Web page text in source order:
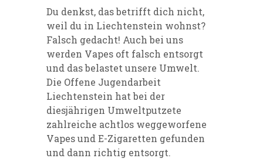
Du denkst, das betrifft dich nicht,
weil du in Liechtenstein wohnst?
Falsch gedacht! Auch bei uns
werden Vapes oft falsch entsorgt
und das belastet unsere Umwelt.
Die Offene Jugendarbeit
Liechtenstein hat bei der
diesjährigen Umweltputzete
zahlreiche achtlos weggeworfene
Vapes und E-Zigaretten gefunden
und dann richtig entsorgt.